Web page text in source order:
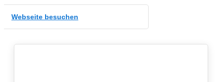
Webseite besuchen